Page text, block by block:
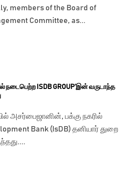
ISDB GROUP’இன் வருடாந்த
அசர்பைஜானின், பக்கு நகரில்
Bank (IsDB) தனியார் துறை
members of the Board of
Committee, as...